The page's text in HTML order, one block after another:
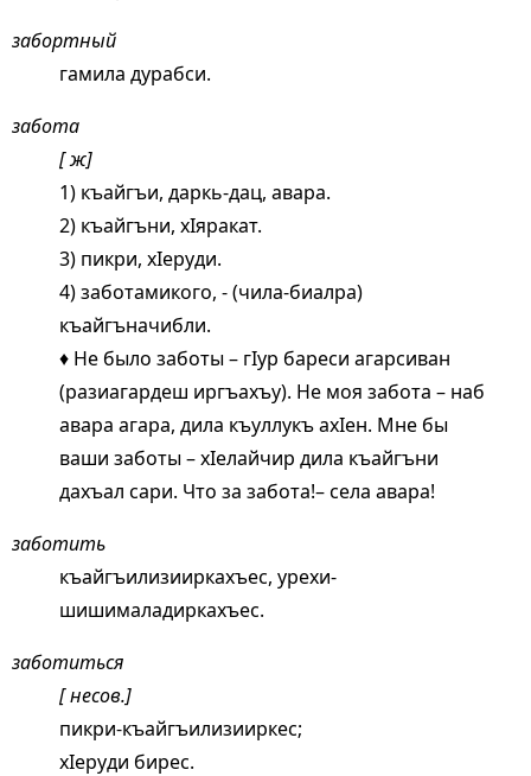
забортный
гамила дурабси.
забота
[ ж]
1) къайгъи, даркь-дац, авара.
2) къайгъни, хIяракат.
3) пикри, хIеруди.
4) заботамикого, - (чила-биалра)
къайгъначибли.
♦ Не было заботы – гIур бареси агарсиван
(разиагардеш иргъахъу). Не моя забота – наб
авара агара, дила къуллукъ ахIен. Мне бы
ваши заботы – хIелайчир дила къайгъни
дахъал сари. Что за забота!– села авара!
заботить
къайгъилизииркахъес, урехи-
шишималадиркахъес.
заботиться
[ несов.]
пикри-къайгъилизииркес;
хIеруди бирес.